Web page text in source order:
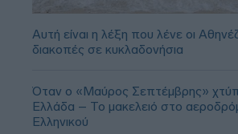
Αυτή είναι η λέξη που λένε οι
διακοπές σε κυκλαδονήσια
Όταν ο «Μαύρος Σεπτέμβρης»
Ελλάδα – Το μακελειό στο
Ελληνικού